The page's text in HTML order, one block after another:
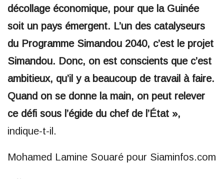
décollage économique, pour que la Guinée
soit un pays émergent. L’un des catalyseurs
du Programme Simandou 2040, c’est le projet
Simandou. Donc, on est conscients que c’est
ambitieux, qu’il y a beaucoup de travail à faire.
Quand on se donne la main, on peut relever
ce défi sous l’égide du chef de l’État »,
indique-t-il.
Mohamed Lamine Souaré pour Siaminfos.com